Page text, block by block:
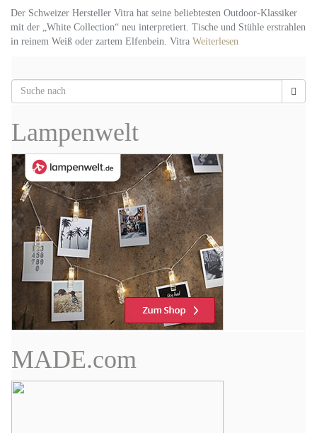
Der Schweizer Hersteller Vitra hat seine beliebtesten Outdoor-Klassiker
mit der „White Collection“ neu interpretiert. Tische und Stühle erstrahlen
in reinem Weiß oder zartem Elfenbein. Vitra Weiterlesen
Lampenwelt
MADE.com